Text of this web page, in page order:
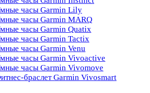
часы Garmin Lily
часы Garmin MARQ
часы Garmin Quatix
часы Garmin Tactix
часы Garmin Venu
часы Garmin Vivoactive
часы Garmin Vivomove
браслет Garmin Vivosmart